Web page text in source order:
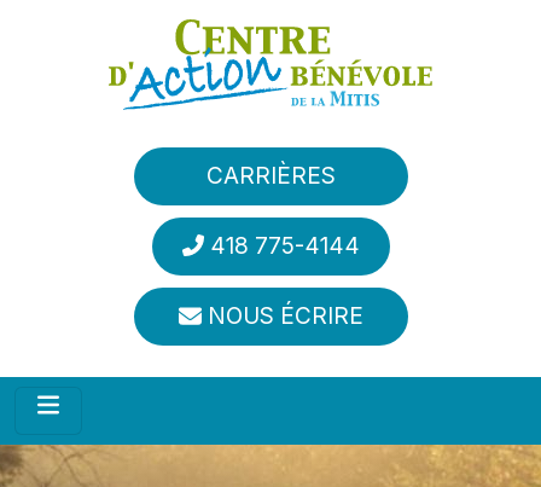
Aller au contenu principal
CARRIÈRES
418 775-4144
NOUS ÉCRIRE